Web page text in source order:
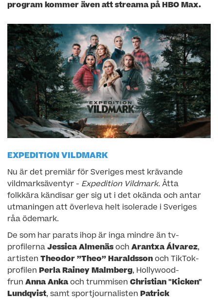
program kommer även att streama på HBO Max.
EXPEDITION VILDMARK
Nu är det premiär för Sveriges mest krävande
vildmarksäventyr - Expedition Vildmark. Åtta
folkkära kändisar ger sig ut i det okända och antar
utmaningen att överleva helt isolerade i Sveriges
råa ödemark.
De som har parats ihop är inga mindre än tv-
profilerna Jessica Almenäsoch Arantxa Álvarez,
artisten Theodor ”Theo” Haraldsson och TikTok-
profilen Perla Rainey Malmberg, Hollywood-
frun Anna Ankaoch trummisen Christian "Kicken"
Lundqvist, samt sportjournalisten Patrick